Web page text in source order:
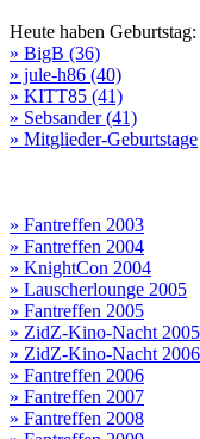
Heute haben Geburtstag:
» BigB (36)
» jule-h86 (40)
» KITT85 (41)
» Sebsander (41)
» Mitglieder-Geburtstage
» Fantreffen 2003
» Fantreffen 2004
» KnightCon 2004
» Lauscherlounge 2005
» Fantreffen 2005
» ZidZ-Kino-Nacht 2005
» ZidZ-Kino-Nacht 2006
» Fantreffen 2006
» Fantreffen 2007
» Fantreffen 2008